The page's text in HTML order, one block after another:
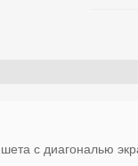
с диагональю